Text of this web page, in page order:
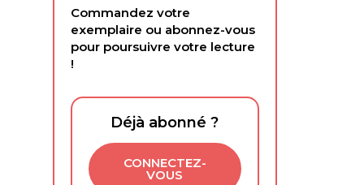
Commandez votre
exemplaire ou abonnez-vous
pour poursuivre votre lecture
!
Déjà abonné ?
CONNECTEZ-
VOUS